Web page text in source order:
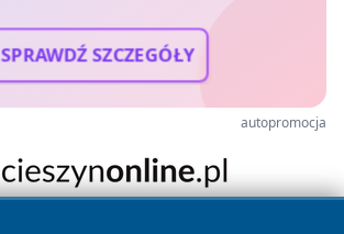
SPRAWDŹ SZCZEGÓŁY
autopromocja